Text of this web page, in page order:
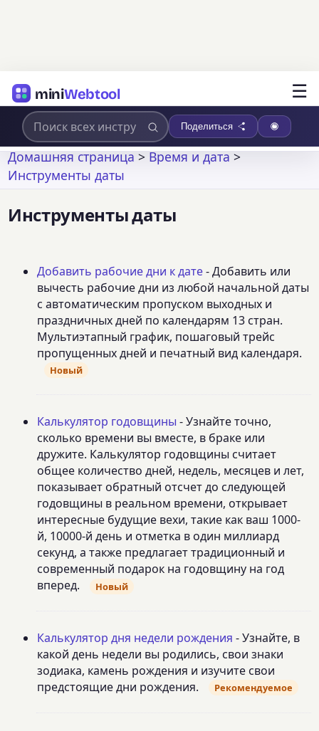
miniWebtool ☰
Поделиться
Домашняя страница>Время и дата>
Инструменты даты
Инструменты даты
Добавить рабочие дни к дате- Добавить или
вычесть рабочие дни из любой начальной даты
с автоматическим пропуском выходных и
праздничных дней по календарям 13 стран.
Мультиэтапный график, пошаговый трейс
пропущенных дней и печатный вид календаря.
Новый
Калькулятор годовщины - Узнайте точно,
сколько времени вы вместе, в браке или
дружите. Калькулятор годовщины считает
общее количество дней, недель, месяцев и лет,
показывает обратный отсчет до следующей
годовщины в реальном времени, открывает
интересные будущие вехи, такие как ваш 1000-
й, 10000-й день и отметка в один миллиард
секунд, а также предлагает традиционный и
современный подарок на годовщину на год
вперед.
Новый
Калькулятор дня недели рождения - Узнайте, в
какой день недели вы родились, свои знаки
зодиака, камень рождения и изучите свои
предстоящие дни рождения.
Рекомендуемое